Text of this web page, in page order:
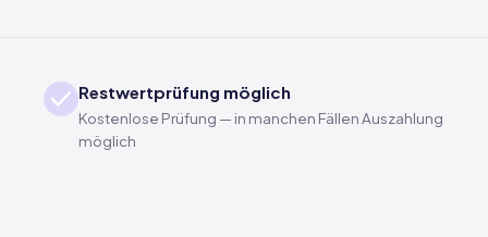
Restwertprüfung möglich
Kostenlose Prüfung — in manchen Fällen Auszahlung
möglich